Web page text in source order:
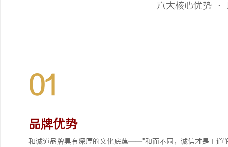
六大核心优势 ·
01
品牌优势
和诚道品牌具有深厚的文化底蕴——"和而不同，诚信才是王道
同解决方案